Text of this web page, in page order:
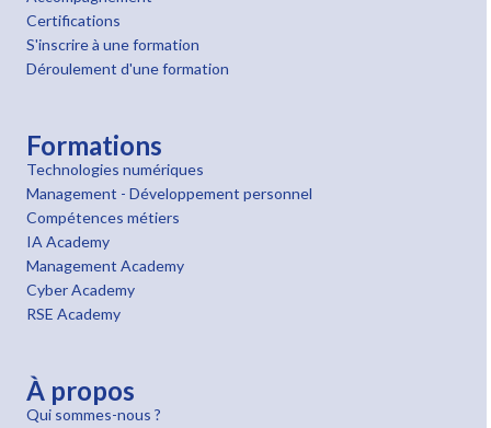
Certifications
S'inscrire à une formation
Déroulement d'une formation
Formations
Technologies numériques
Management - Développement personnel
Compétences métiers
IA Academy
Management Academy
Cyber Academy
RSE Academy
À propos
Qui sommes-nous ?